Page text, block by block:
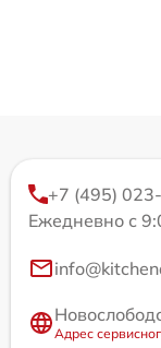
+7 (495)
Ежедневно с
Адрес